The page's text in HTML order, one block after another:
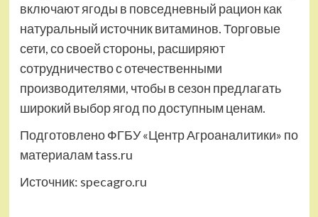
включают ягоды в повседневный рацион как
натуральный источник витаминов. Торговые
сети, со своей стороны, расширяют
сотрудничество с отечественными
производителями, чтобы в сезон предлагать
широкий выбор ягод по доступным ценам.
Подготовлено ФГБУ «Центр Агроаналитики» по
материалам tass.ru
Источник: specagro.ru